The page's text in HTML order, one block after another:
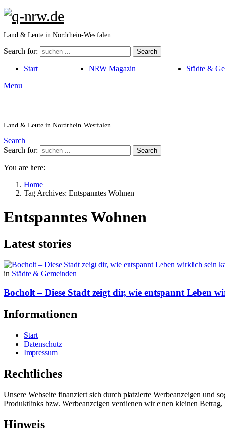
Land & Leute in Nordrhein-Westfalen
Search for: Search
Start NRW Magazin Städte &
Menu
Land & Leute in Nordrhein-Westfalen
Search
Search for:
Search
You are here:
Home
Tag Archives: Entspanntes Wohnen
Entspanntes Wohnen
Latest stories
in Städte & Gemeinden
Bocholt – Diese Stadt zeigt dir, wie entspannt Leben
Informationen
Start
Datenschutz
Impressum
Rechtliches
Unsere Webseite finanziert sich durch platzierte Werbeanzeigen
Produktlinks bzw. Werbeanzeigen verdienen wir einen kleinen
Hinweis